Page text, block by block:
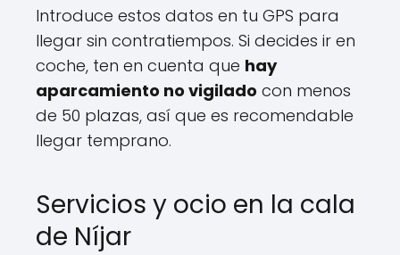
Introduce estos datos en tu GPS para
llegar sin contratiempos. Si decides ir en
coche, ten en cuenta que hay
aparcamiento no vigilado con menos
de 50 plazas, así que es recomendable
llegar temprano.
Servicios y ocio en la cala
de Níjar